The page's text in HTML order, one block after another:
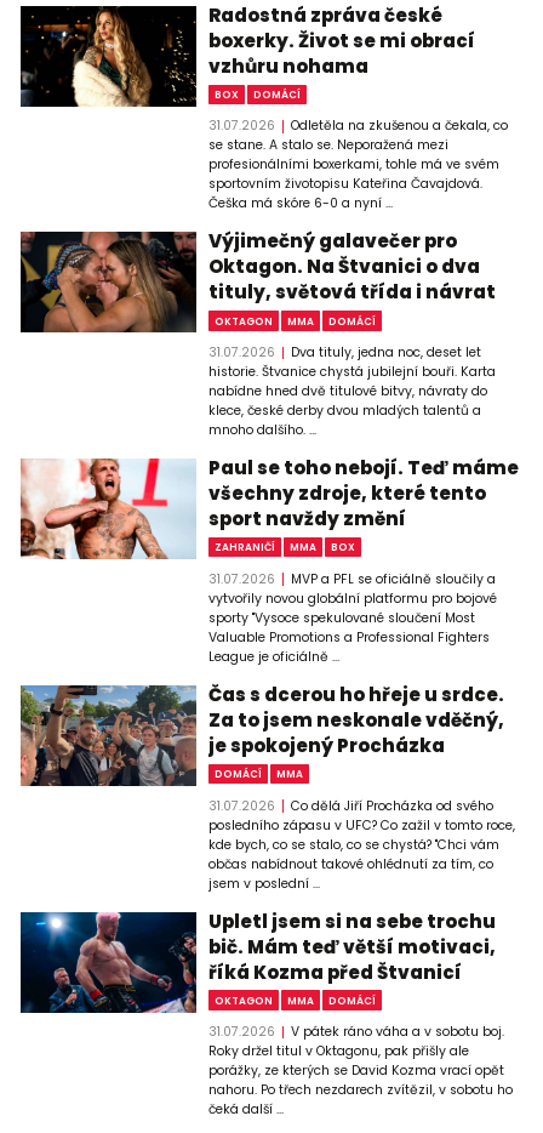
Radostná zpráva české
boxerky. Život se mi obrací
vzhůru nohama
BOX DOMÁCÍ
31.07.2026
Odletěla na zkušenou a čekala, co
se stane. A stalo se. Neporažená mezi
profesionálními boxerkami, tohle má ve svém
sportovním životopisu Kateřina Čavajdová.
Češka má skóre 6-0 a nyní ...
Výjimečný galavečer pro
Oktagon. Na Štvanici o dva
tituly, světová třída i návrat
OKTAGON MMA DOMÁCÍ
31.07.2026
Dva tituly, jedna noc, deset let
historie. Štvanice chystá jubilejní bouři. Karta
nabídne hned dvě titulové bitvy, návraty do
klece, české derby dvou mladých talentů a
mnoho dalšího. ...
Paul se toho nebojí. Teď máme
všechny zdroje, které tento
sport navždy změní
ZAHRANIČÍ MMA BOX
31.07.2026
MVP a PFL se oficiálně sloučily a
vytvořily novou globální platformu pro bojové
sporty "Vysoce spekulované sloučení Most
Valuable Promotions a Professional Fighters
League je oficiálně ...
Čas s dcerou ho hřeje u srdce.
Za to jsem neskonale vděčný,
je spokojený Procházka
DOMÁCÍ MMA
31.07.2026
Co dělá Jiří Procházka od svého
posledního zápasu v UFC? Co zažil v tomto roce,
kde bych, co se stalo, co se chystá? "Chci vám
občas nabídnout takové ohlédnutí za tím, co
jsem v poslední ...
Upletl jsem si na sebe trochu
bič. Mám teď větší motivaci,
říká Kozma před Štvanicí
OKTAGON MMA DOMÁCÍ
31.07.2026
V pátek ráno váha a v sobotu boj.
Roky držel titul v Oktagonu, pak přišly ale
porážky, ze kterých se David Kozma vrací opět
nahoru. Po třech nezdarech zvítězil, v sobotu ho
čeká další ...